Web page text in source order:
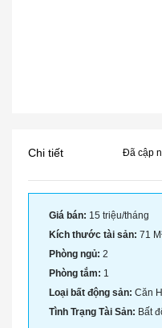
Chi tiết Đã cập
Giá bán: 15 triệu/tháng
Kích thước tài sản: 71
Phòng ngủ: 2
Phòng tắm: 1
Loại bất động sản: Căn
Tình Trạng Tài Sản: Bất